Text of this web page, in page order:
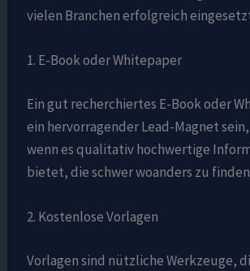
vielen Branchen erfolgreich
1. E-Book oder Whitepaper
Ein gut recherchiertes E-Book oder
ein hervorragender Lead-Magnet
wenn es qualitativ hochwertige
bietet, die schwer woanders zu
2. Kostenlose Vorlagen
Vorlagen sind nützliche Werkzeuge,